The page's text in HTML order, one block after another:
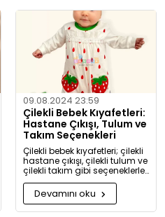
09.08.2024 23:59
Çilekli Bebek Kıyafetleri:
Hastane Çıkışı, Tulum ve
Takım Seçenekleri
Çilekli bebek kıyafetleri; çilekli
hastane çıkışı, çilekli tulum ve
çilekli takım gibi seçeneklerle
bebeğinize tatlılık katıyor. Kız
ve erkek bebekler için özel
tasarlanmış, organik
pamuktan üretilmiş şık ve
Devamını oku